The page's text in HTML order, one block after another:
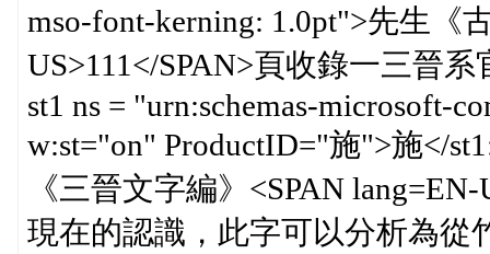
mso-font-kerning: 1.0pt">先生《
US>111</SPAN>頁收錄一三晉
st1 ns = "urn:schemas-microsoft-
w:st="on" ProductID="施">施</
《三晉文字編》<SPAN
現在的認識，此字可以分析為從